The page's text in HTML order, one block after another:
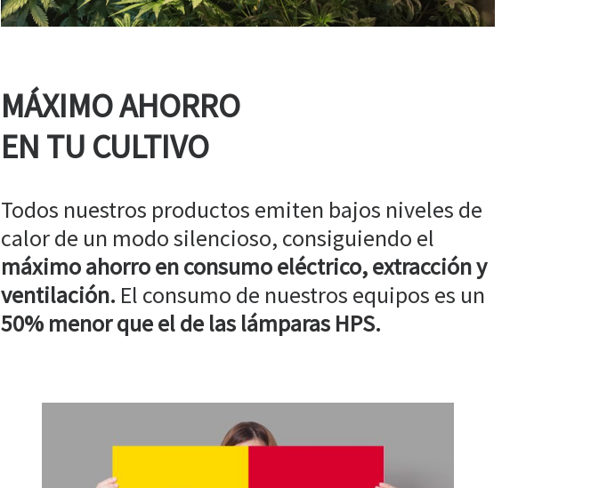
MÁXIMO AHORRO
EN TU CULTIVO
Todos nuestros productos emiten bajos niveles de
calor de un modo silencioso, consiguiendo el
máximo ahorro en consumo eléctrico, extracción y
ventilación. El consumo de nuestros equipos es un
50% menor que el de las lámparas HPS.